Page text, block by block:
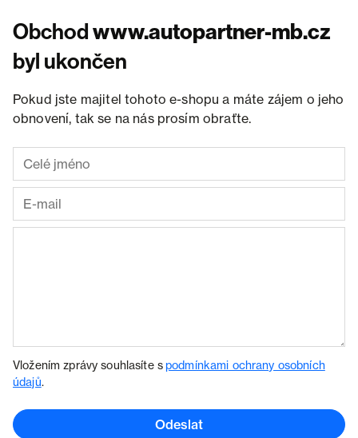
Obchodwww.autopartner-mb.cz
byl ukončen
Pokud jste majitel tohoto e-shopu a máte zájem o jeho
obnovení, tak se na nás prosím obraťte.
Vložením zprávy souhlasíte spodmínkami ochrany osobních
údajů.
Odeslat